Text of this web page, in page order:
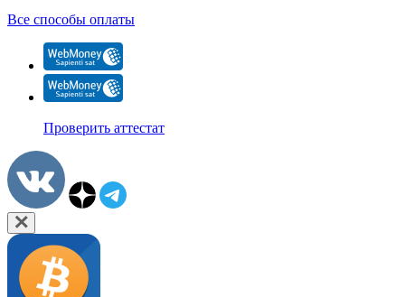
Все способы оплаты
Проверить аттестат